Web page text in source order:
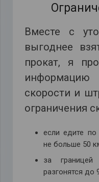
Вместе с
выгоднее
прокат, я
скорости и
ограничения
если едите по
не больше 50
за границей
разгонятся до